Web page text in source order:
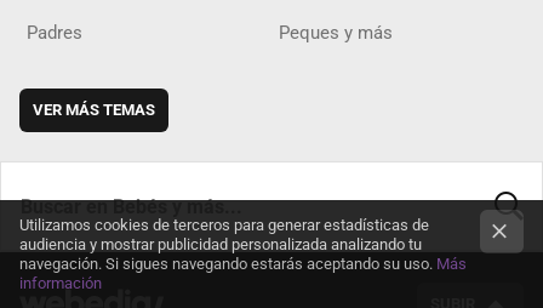
Padres Peques y más
VER MÁS TEMAS
Utilizamos cookies de terceros para generar estadísticas de
audiencia y mostrar publicidad personalizada analizando tu
navegación. Si sigues navegando estarás aceptando su uso. Más
información